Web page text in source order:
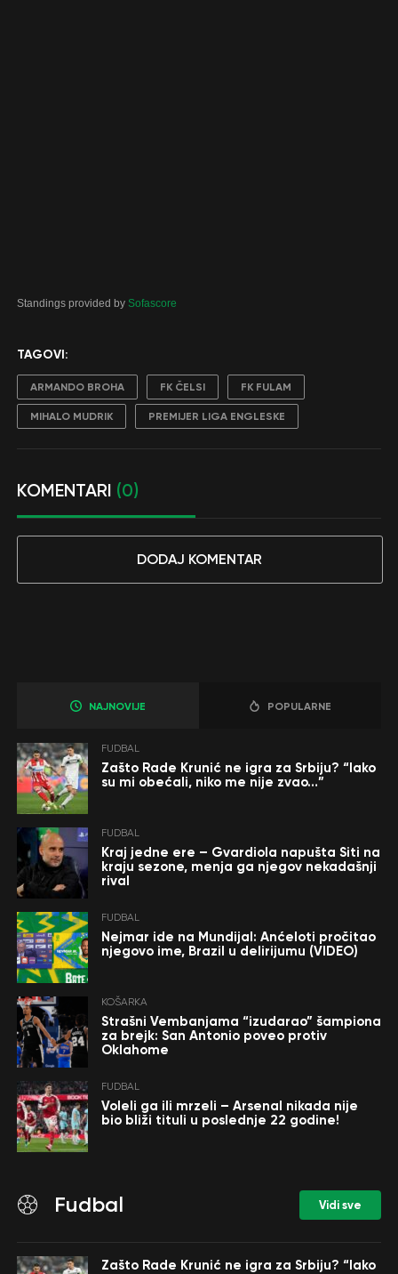
Standings provided by Sofascore
TAGOVI:
ARMANDO BROHA FK ČELSI FK FULAM
MIHALO MUDRIK PREMIJER LIGA ENGLESKE
KOMENTARI (0)
DODAJ KOMENTAR
NAJNOVIJE POPULARNE
FUDBAL
Zašto Rade Krunić ne igra za Srbiju? “Iako
su mi obećali, niko me nije zvao…”
FUDBAL
Kraj jedne ere – Gvardiola napušta Siti na
kraju sezone, menja ga njegov nekadašnji
rival
FUDBAL
Nejmar ide na Mundijal: Anćeloti pročitao
njegovo ime, Brazil u delirijumu (VIDEO)
KOŠARKA
Strašni Vembanjama “izudarao” šampiona
za brejk: San Antonio poveo protiv
Oklahome
FUDBAL
Voleli ga ili mrzeli – Arsenal nikada nije
bio bliži tituli u poslednje 22 godine!
Fudbal Vidi sve
Zašto Rade Krunić ne igra za Srbiju? “Iako